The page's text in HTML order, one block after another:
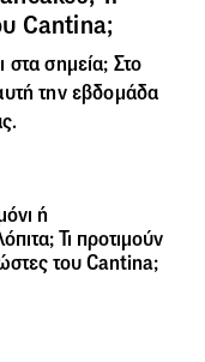
Cantina;
στα σημεία; Στο
την εβδομάδα
ή
Τι προτιμούν
του Cantina;